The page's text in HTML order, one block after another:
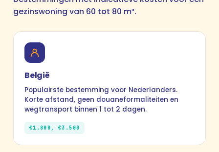
gezinswoning van 60 tot 80 m³.
België
Populairste bestemming voor Nederlanders.
Korte afstand, geen douaneformaliteiten en
wegtransport binnen 1 tot 2 dagen.
€1.800, €3.500